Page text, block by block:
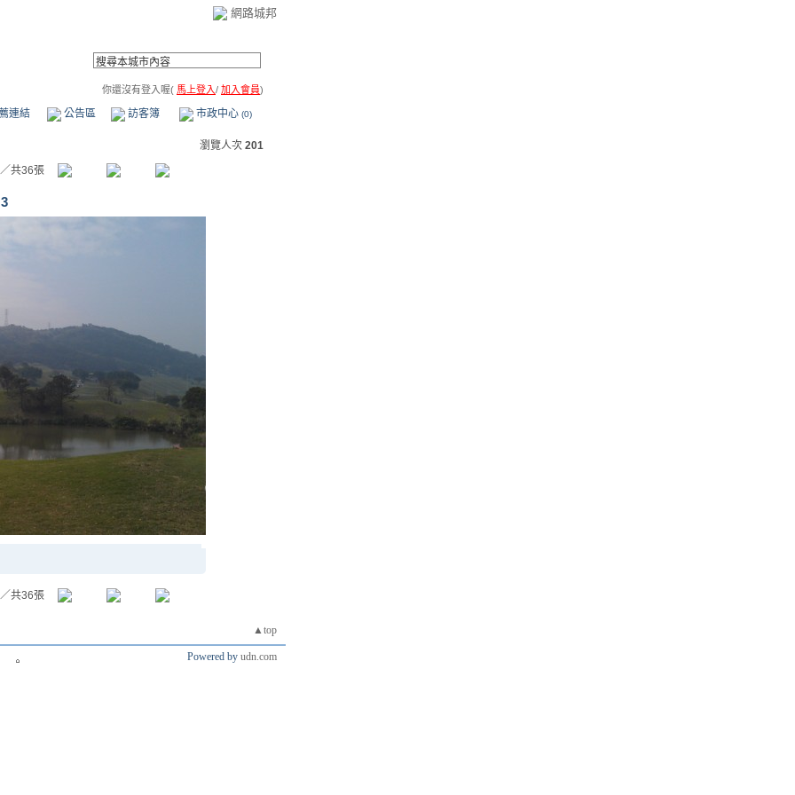
網路城邦
你還沒有登入喔( 馬上登入/ 加入會員)
連結 公告區 訪客簿 市政中心 (0)
瀏覽人次 201
共36張
共36張
▲top
Powered by udn.com